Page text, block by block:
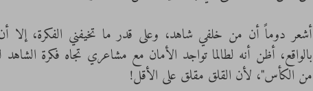
من الكأس"، لأن القلق مقلق على الأقل!